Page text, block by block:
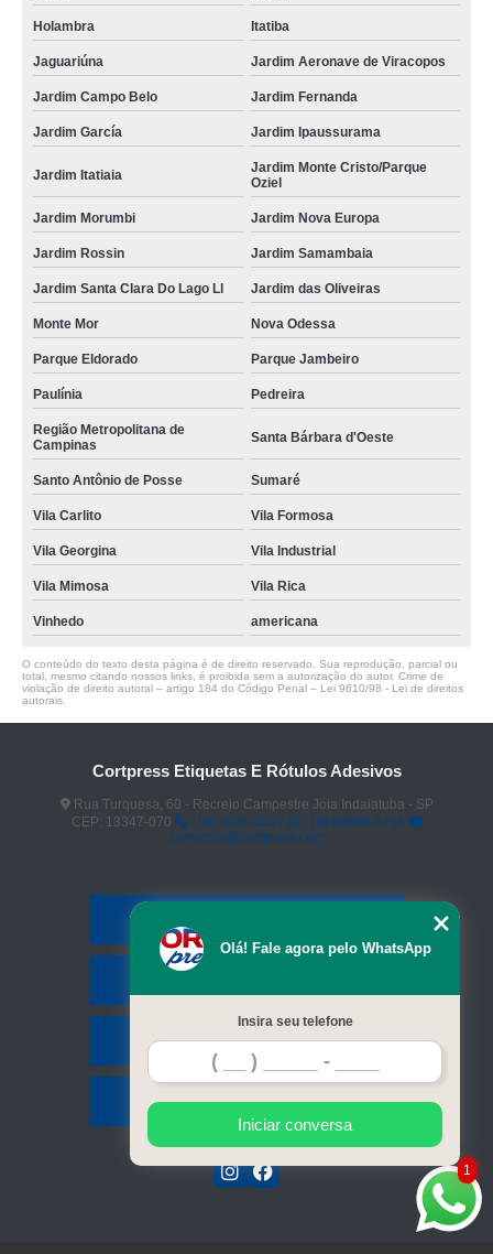
Holambra Itatiba
Jaguariúna Jardim Aeronave de Viracopos
Jardim Campo Belo Jardim Fernanda
Jardim García Jardim Ipaussurama
Jardim Itatiaia
Jardim Monte Cristo/Parque
Oziel
Jardim Morumbi Jardim Nova Europa
Jardim Rossin Jardim Samambaia
Jardim Santa Clara Do Lago Ll Jardim das Oliveiras
Monte Mor Nova Odessa
Parque Eldorado Parque Jambeiro
Paulínia Pedreira
Região Metropolitana de
Campinas
Santa Bárbara d'Oeste
Santo Antônio de Posse Sumaré
Vila Carlito Vila Formosa
Vila Georgina Vila Industrial
Vila Mimosa Vila Rica
Vinhedo americana
O conteúdo do texto desta página é de direito reservado. Sua reprodução, parcial ou
total, mesmo citando nossos links, é proibida sem a autorização do autor. Crime de
violação de direito autoral – artigo 184 do Código Penal – Lei 9610/98 - Lei de direitos
autorais
Cortpress Etiquetas E Rótulos Adesivos
Rua Turquesa, 60 - Recreio Campestre Jóia Indaiatuba - SP
CEP: 13347-070
(19) 3935-3327
(19) 99899-9754
comercial@cortpress.com
Contato
Mapa do site
1
Olá! Fale agora pelo WhatsApp
Insira seu telefone
Iniciar conversa